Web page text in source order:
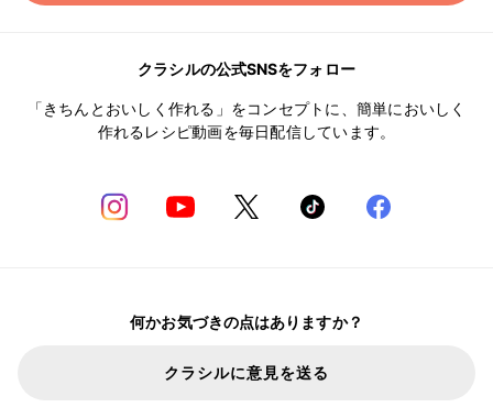
クラシルの公式SNSをフォロー
「きちんとおいしく作れる」をコンセプトに、簡単においしく
作れるレシピ動画を毎日配信しています。
何かお気づきの点はありますか？
クラシルに意見を送る